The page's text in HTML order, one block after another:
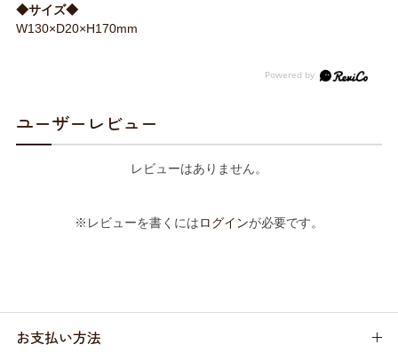
◆サイズ◆
W130×D20×H170mm
ユーザーレビュー
レビューはありません。
※レビューを書くにはログインが必要です。
お支払い方法